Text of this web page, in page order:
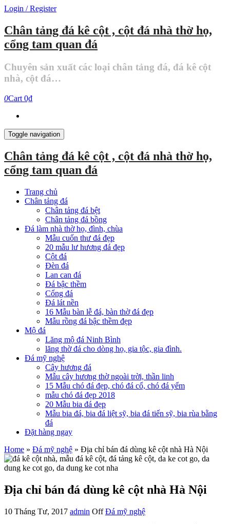
Skip
the
content
Login / Register
Chân tảng đá kê cột , cột đá nhà thờ họ,
cổng tam quan đá
Chuyên sản xuất các loại chân tảng đá, đá kê cột
nhà, cột đá…
0Cart 0₫
Toggle navigation
Chân tảng đá kê cột , cột đá nhà thờ họ,
cổng tam quan đá
Trang chủ
Chân tảng đá
Chân tảng đá bệt
Chân tảng đá bồng
Đá làm nhà thờ họ, đình, chùa
Mẫu cuốn thư đá đẹp
20 mẫu lư hương đá đẹp
Cột đá
Đèn đá
Lan can đá
Đá bậc thềm
Cổng đá
Đá lát nền
16 Mẫu bàn lễ đá, bàn thờ đá đẹp
Mẫu rồng đá bậc thềm đẹp
Mộ đá
Lăng mộ đá Ninh Bình
lăng thờ đá cho dòng họ, gia tộc, gia đình.
Đá mỹ nghệ
Cây hương đá
Mẫu cây hương thờ ngoài trời, thần linh
15 Mẫu chó đá đẹp, chó đá cổ, chó đá yểm
mẫu chó đá đẹp 2018
20 Mẫu bia đá đẹp
Mẫu bia đá, bia đá liệt sỹ, bia đá tiến sỹ, bia rùa bằng
đá
Đặt hàng ngay
Home » Đá mỹ nghệ » Địa chỉ bán đá dùng kê cột nhà Hà Nội
Địa chỉ bán đá dùng kê cột nhà Hà Nội
10 Tháng Tư, 2017 admin Off Đá mỹ nghệ